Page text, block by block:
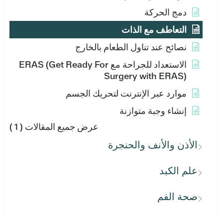
دمج الحركة
التعاطف مع الذات
نصائح عند تناول الطعام بالخارج
الاستعداد للجراحة مع ERAS (Get Ready For
Surgery with ERAS)
موارد عبر الإنترنت لتحريك الجسم
إنشاء وجبة متوازنة
عرض جميع المقالات ( 1 )
الأذن والأنف والحنجرة
علم الكبد
صحة الفم